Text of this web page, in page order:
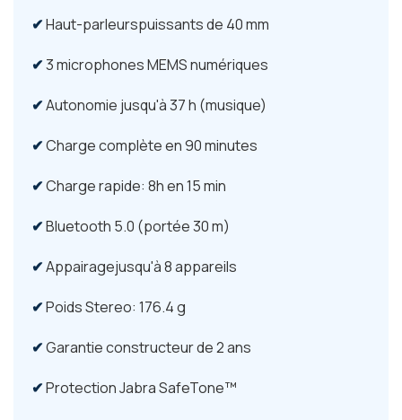
Haut-parleurspuissants de 40 mm
3 microphones MEMS numériques
Autonomie jusqu'à 37 h (musique)
Charge complète en 90 minutes
Charge rapide: 8h en 15 min
Bluetooth 5.0 (portée 30 m)
Appairagejusqu'à 8 appareils
Poids Stereo: 176.4 g
Garantie constructeur de 2 ans
Protection Jabra SafeTone™